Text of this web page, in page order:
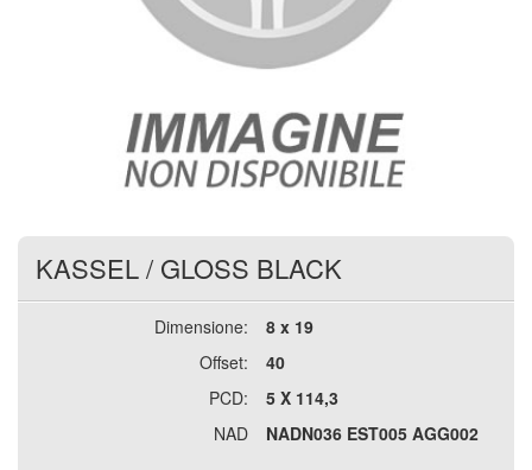
KASSEL/ GLOSS BLACK
Dimensione:
8 x 19
Offset:
40
PCD:
5 X 114,3
NAD
NADN036 EST005 AGG002